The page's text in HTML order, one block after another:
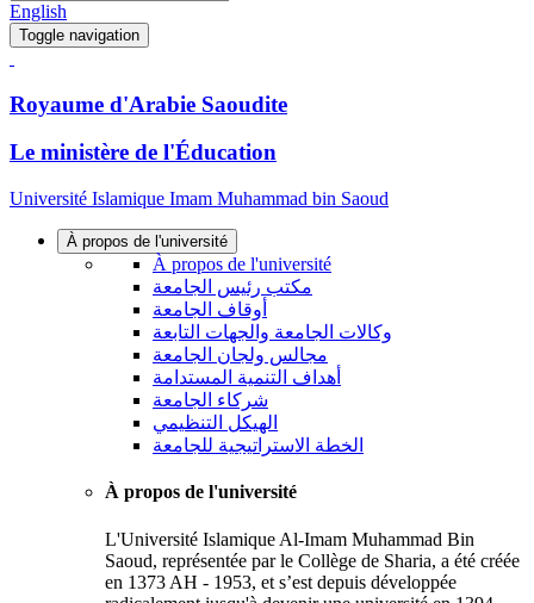
English
Toggle navigation
Royaume d'Arabie Saoudite
Le ministère de l'Éducation
Université Islamique Imam Muhammad bin Saoud
À propos de l'université
À propos de l'université
مكتب رئيس الجامعة
أوقاف الجامعة
وكالات الجامعة والجهات التابعة
مجالس ولجان الجامعة
أهداف التنمية المستدامة
شركاء الجامعة
الهيكل التنظيمي
الخطة الاستراتيجية للجامعة
À propos de l'université
L'Université Islamique Al-Imam Muhammad Bin
Saoud, représentée par le Collège de Sharia, a été créée
en 1373 AH - 1953, et s’est depuis développée